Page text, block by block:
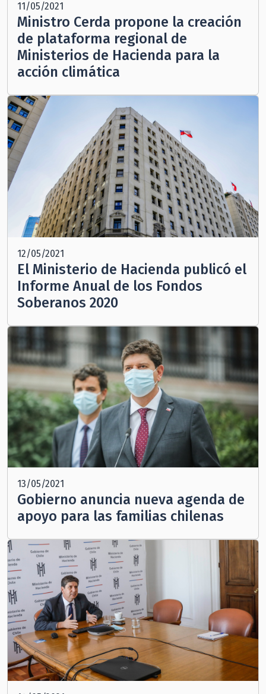
11/05/2021
Ministro Cerda propone la creación
de plataforma regional de
Ministerios de Hacienda para la
acción climática
12/05/2021
El Ministerio de Hacienda publicó el
Informe Anual de los Fondos
Soberanos 2020
13/05/2021
Gobierno anuncia nueva agenda de
apoyo para las familias chilenas